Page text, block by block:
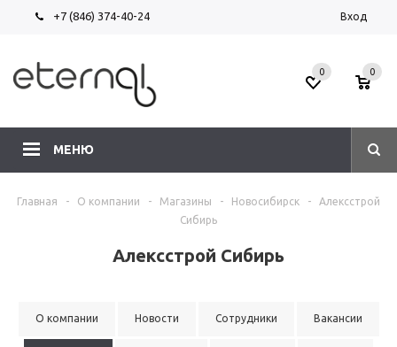
+7 (846) 374-40-24 Вход
МЕНЮ
0 0
Главная - О компании - Магазины - Новосибирск -
Алексстрой
Сибирь
Алексстрой Сибирь
О компании Новости Сотрудники Вакансии